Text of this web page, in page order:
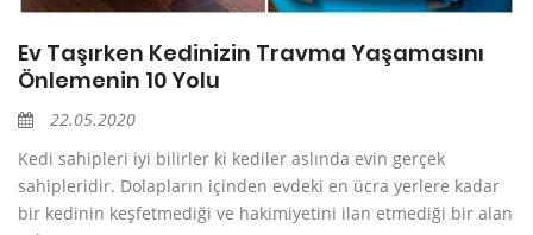
Ev Taşırken Kedinizin Travma Yaşamasını
Önlemenin 10 Yolu
22.05.2020
Kedi sahipleri iyi bilirler ki kediler aslında evin gerçek
sahipleridir. Dolapların içinden evdeki en ücra yerlere kadar
bir kedinin keşfetmediği ve hakimiyetini ilan etmediği bir alan